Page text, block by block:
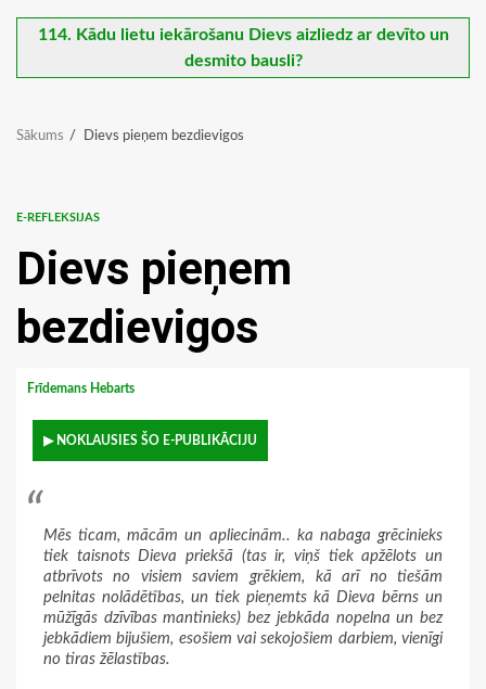
114. Kādu lietu iekārošanu Dievs aizliedz ar devīto un
desmito bausli?
Sākums Dievs pieņem bezdievigos
E-REFLEKSIJAS
Dievs pieņem
bezdievigos
Frīdemans Hebarts
▶ NOKLAUSIES ŠO E-PUBLIKĀCIJU
Mēs ticam, mācām un apliecinām.. ka nabaga grēcinieks
tiek taisnots Dieva priekšā (tas ir, viņš tiek apžēlots un
atbrīvots no visiem saviem grēkiem, kā arī no tiešām
pelnitas nolādētības, un tiek pieņemts kā Dieva bērns un
mūžīgās dzīvības mantinieks) bez jebkāda nopelna un bez
jebkādiem bijušiem, esošiem vai sekojošiem darbiem, vienīgi
no tiras žēlastības.